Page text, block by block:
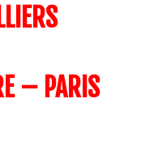
– PARIS